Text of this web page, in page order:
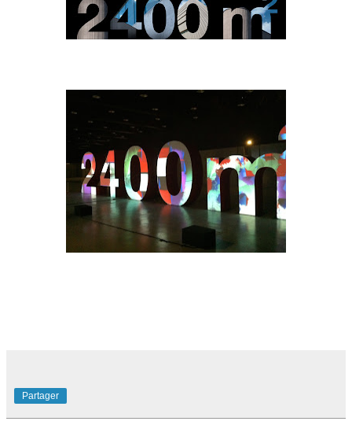
Partager